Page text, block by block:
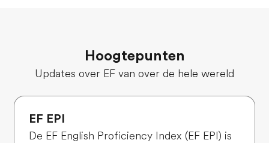
Hoogtepunten
Updates over EF van over de hele wereld
EF EPI
De EF English Proficiency Index (EF EPI) is